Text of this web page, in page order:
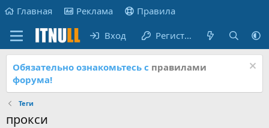
Главная Реклама Правила
Вход Регистрация
Обязательно ознакомьтесь с правилами
форума!
Теги
прокси